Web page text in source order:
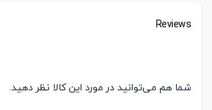
سنسورReviews
شما هم می‌توانید در مورد این کالا نظر دهید.